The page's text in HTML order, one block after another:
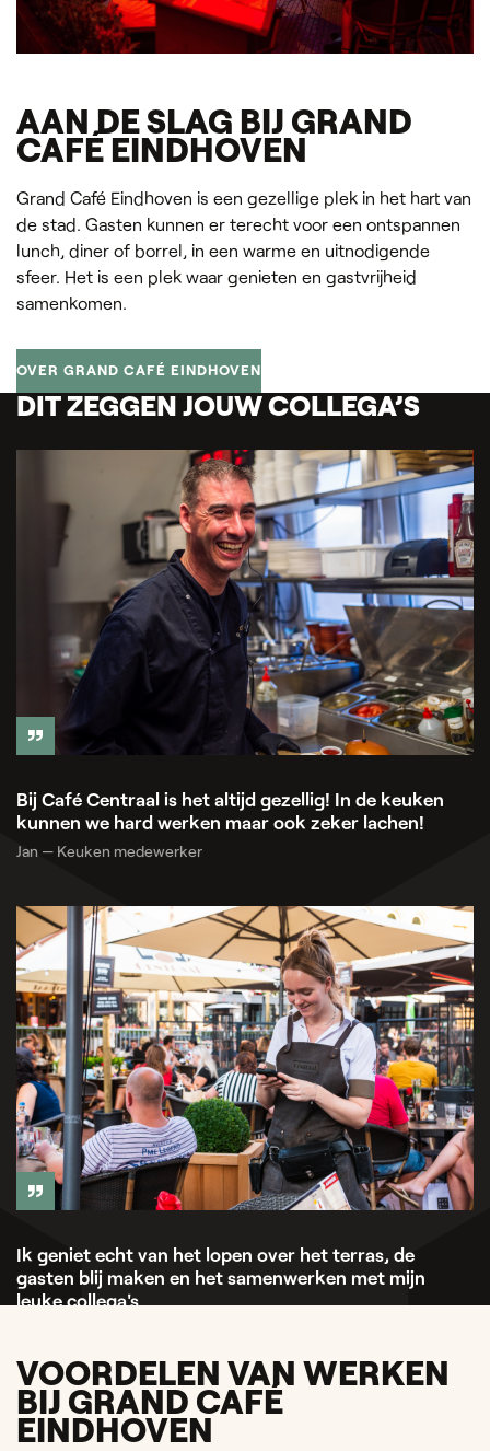
AAN DE SLAG BIJ GRAND
CAFÉ EINDHOVEN
Grand Café Eindhoven is een gezellige plek in het hart van
de stad. Gasten kunnen er terecht voor een ontspannen
lunch, diner of borrel, in een warme en uitnodigende
sfeer. Het is een plek waar genieten en gastvrijheid
samenkomen.
OVER GRAND CAFÉ EINDHOVEN
DIT ZEGGEN JOUW COLLEGA’S
Bij Café Centraal is het altijd gezellig! In de keuken
kunnen we hard werken maar ook zeker lachen!
Jan — Keuken medewerker
Ik geniet echt van het lopen over het terras, de
gasten blij maken en het samenwerken met mijn
leuke collega's
VOORDELEN VAN WERKEN
BIJ GRAND CAFÉ
EINDHOVEN